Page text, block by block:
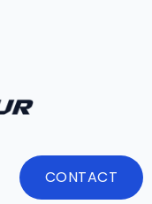
CONTACT